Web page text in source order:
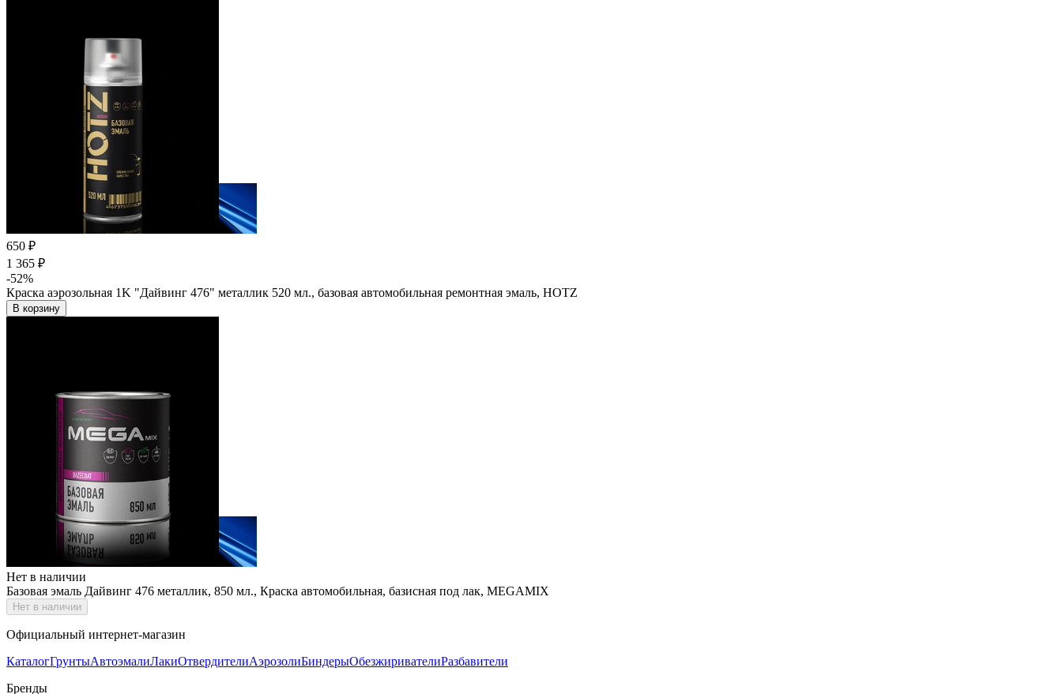
650 ₽
1 365 ₽
-52%
Краска аэрозольная 1K "Дайвинг 476" металлик 520 мл., базовая автомобильная ремонтная эмаль, HOTZ
В корзину
Нет в наличии
Базовая эмаль Дайвинг 476 металлик, 850 мл., Краска автомобильная, базисная под лак, MEGAMIX
Нет в наличии
Официальный интернет-магазин
КаталогГрунтыАвтоэмалиЛакиОтвердителиАэрозолиБиндерыОбезжиривателиРазбавители
Бренды